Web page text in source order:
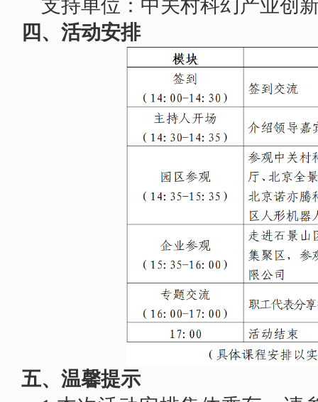
支持单位：中关村科幻产业创
四、活动安排
五、温馨提示